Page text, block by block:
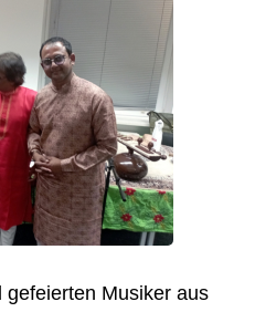
Musiker aus